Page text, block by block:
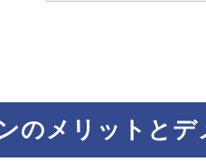
のメリットとデ